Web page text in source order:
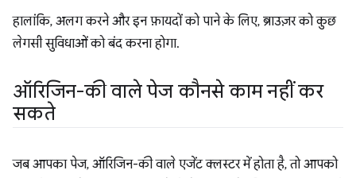
हालांकि, अलग करने और इन फ़ायदों को पाने के लिए, ब्राउज़र को कुछ
लेगसी सुविधाओं को बंद करना होगा.
ऑरिजिन-की वाले पेज कौनसे काम नहीं कर
सकते
जब आपका पेज, ऑरिजिन-की वाले एजेंट क्लस्टर में होता है, तो आपको